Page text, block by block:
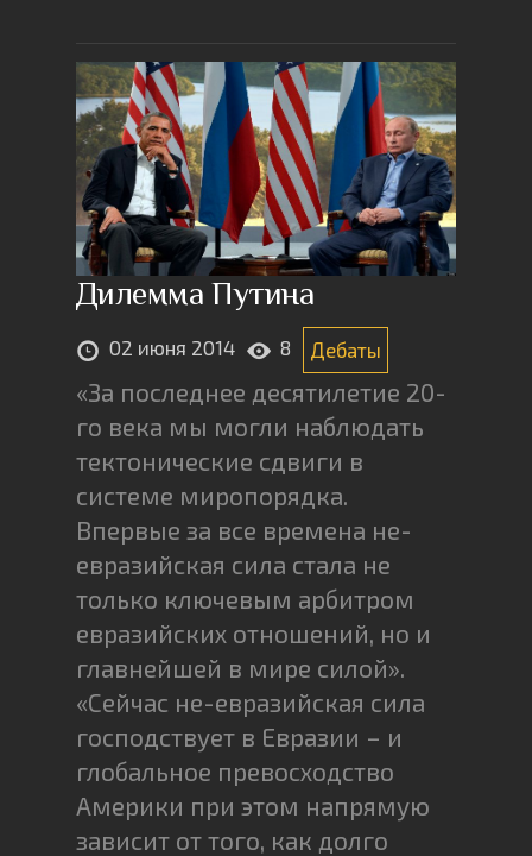
Дилемма Путина
02 июня 2014 8 Дебаты
«За последнее десятилетие 20-
го века мы могли наблюдать
тектонические сдвиги в
системе миропорядка.
Впервые за все времена не-
евразийская сила стала не
только ключевым арбитром
евразийских отношений, но и
главнейшей в мире силой».
«Сейчас не-евразийская сила
господствует в Евразии – и
глобальное превосходство
Америки при этом напрямую
зависит от того, как долго